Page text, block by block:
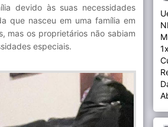
devido às suas necessidades
que nasceu em uma família em
mas os proprietários não sabiam
especiais.